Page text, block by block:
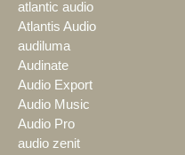
atlantic audio
Atlantis Audio
audiluma
Audinate
Audio Export
Audio Music
Audio Pro
audio zenit